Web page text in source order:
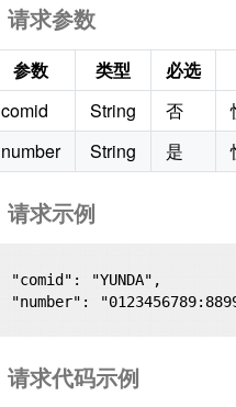
请求参数
参数 类型
必选
comid
String 否
number
String 是
请求示例
请求代码示例